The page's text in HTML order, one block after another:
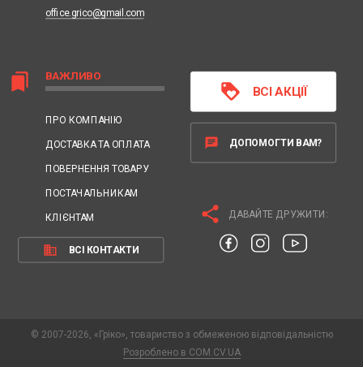
bookmarks ВАЖЛИВО
ПРО КОМПАНІЮ
ДОСТАВКА ТА ОПЛАТА
ПОВЕРНЕННЯ ТОВАРУ
ПОСТАЧАЛЬНИКАМ
КЛІЄНТАМ
business ВСІ КОНТАКТИ
office.grico@gmail.com
loyalty ВСІ АКЦІЇ
chat ДОПОМОГТИ ВАМ?
share ДАВАЙТЕ ДРУЖИТИ:
© 2007-2026, «Гріко», товариство з обмеженою відповідальністю
Розроблено в COM.CV.UA